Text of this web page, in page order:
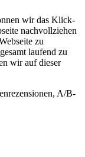
wir das Klick-
nachvollziehen
zu
laufend zu
wir auf dieser
A/B-